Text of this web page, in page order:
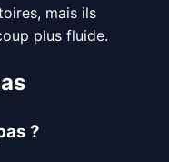
mais ils
plus fluide.
?